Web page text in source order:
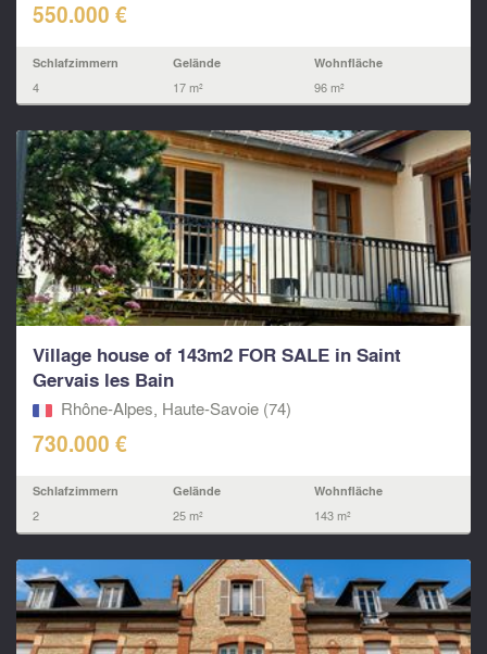
550.000 €
Schlafzimmern
4
Gelände
17 m²
Wohnfläche
96 m²
Village house of 143m2 FOR SALE in Saint
Gervais les Bain
Rhône-Alpes, Haute-Savoie (74)
730.000 €
Schlafzimmern
2
Gelände
25 m²
Wohnfläche
143 m²